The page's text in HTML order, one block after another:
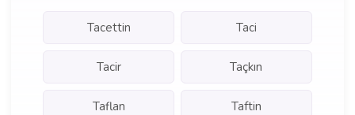
Tacettin Taci
Tacir Taçkın
Taflan Taftin